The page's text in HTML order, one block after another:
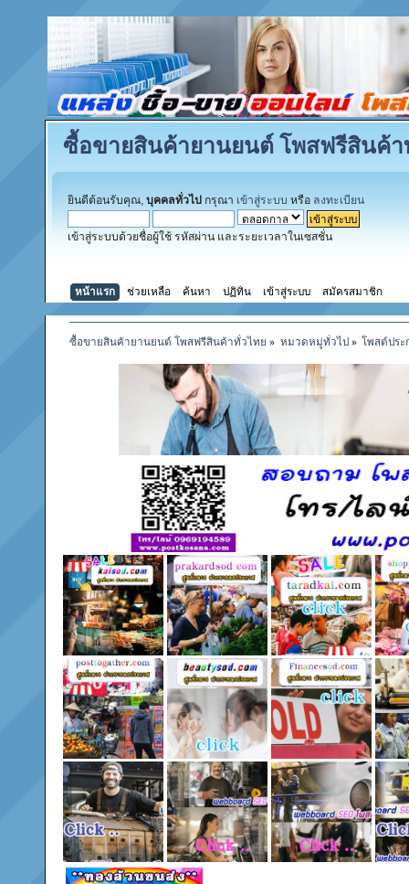
ซื้อขายสินค้ายานยนต์ โพสฟรีสินค้า
ยินดีต้อนรับคุณ, บุคคลทั่วไป กรุณา เข้าสู่ระบบ หรือ ลงทะเบียน
เข้าสู่ระบบด้วยชื่อผู้ใช้ รหัสผ่าน และระยะเวลาในเซสชั่น
หน้าแรก ช่วยเหลือ ค้นหา ปฏิทิน เข้าสู่ระบบ สมัครสมาชิก
ซื้อขายสินค้ายานยนต์ โพสฟรีสินค้าทั่วไทย » หมวดหมู่ทั่วไป» โพสต์ประ